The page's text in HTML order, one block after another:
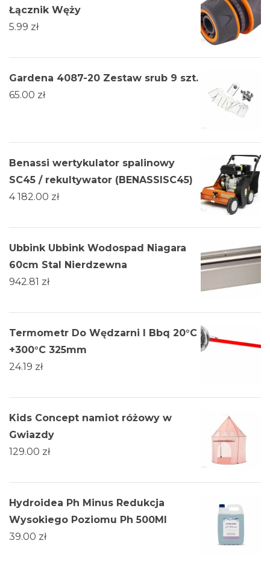
Łącznik Węży
5.99 zł
Gardena 4087-20 Zestaw srub 9 szt.
65.00 zł
Benassi wertykulator spalinowy
SC45 / rekultywator (BENASSISC45)
4 182.00 zł
Ubbink Ubbink Wodospad Niagara
60cm Stal Nierdzewna
942.81 zł
Termometr Do Wędzarni I Bbq 20°C
+300°C 325mm
24.19 zł
Kids Concept namiot różowy w
Gwiazdy
129.00 zł
Hydroidea Ph Minus Redukcja
Wysokiego Poziomu Ph 500Ml
39.00 zł